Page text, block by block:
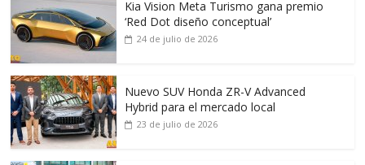
Kia Vision Meta Turismo gana premio
‘Red Dot diseño conceptual’
24 de julio de 2026
Nuevo SUV Honda ZR-V Advanced
Hybrid para el mercado local
23 de julio de 2026